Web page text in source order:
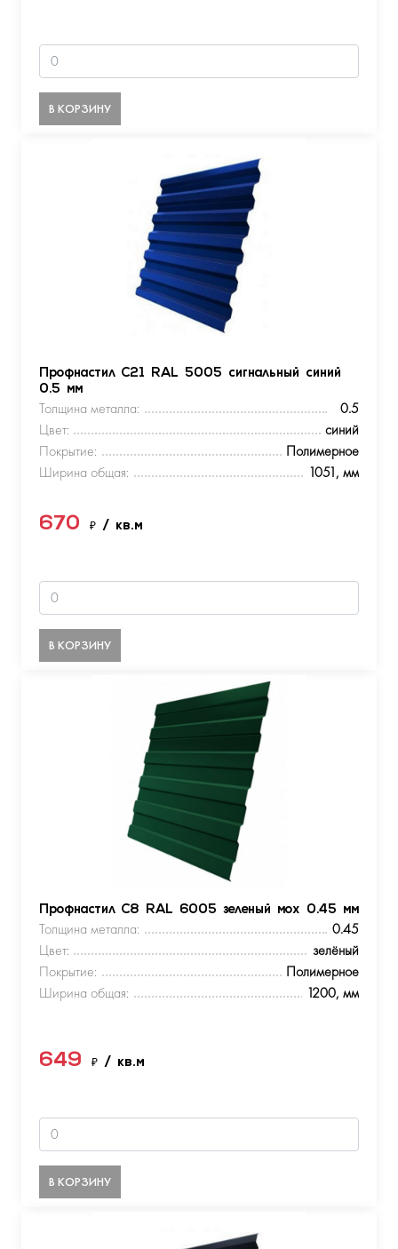
В КОРЗИНУ
Профнастил С21 RAL 5005 сигнальный синий
0.5 мм
Толщина металла:
0.5
Цвет:
синий
Покрытие:
Полимерное
Ширина общая:
1051, мм
670 ₽ / кв.м
В КОРЗИНУ
Профнастил С8 RAL 6005 зеленый мох 0.45 мм
Толщина металла:
0.45
Цвет:
зелёный
Покрытие:
Полимерное
Ширина общая:
1200, мм
649 ₽ / кв.м
В КОРЗИНУ